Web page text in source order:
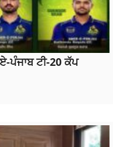
ਪੰਜਾਬ ਟੀ-20 ਕੱਪ